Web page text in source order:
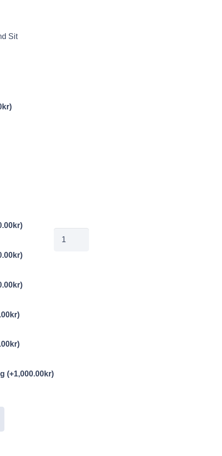
Sit
kr)
kr)
kr)
kr)
kr)
kr)
(+1,000.00kr)